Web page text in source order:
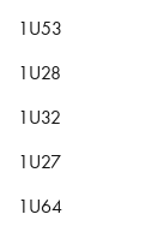
1U53
1U28
1U32
1U27
1U64